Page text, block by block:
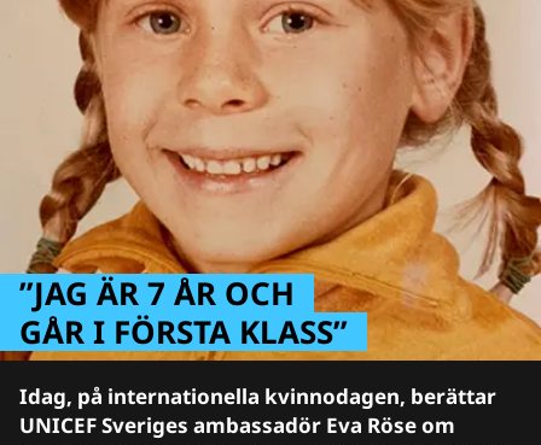
”JAG ÄR 7 ÅR OCH
GÅR I FÖRSTA KLASS”
Idag, på internationella kvinnodagen, berättar
UNICEF Sveriges ambassadör Eva Röse om